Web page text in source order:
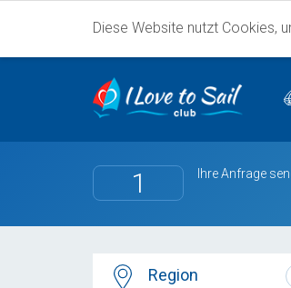
Diese Website nutzt Cookies,
1 Ihre Anfrage
Region